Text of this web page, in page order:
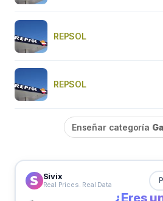
REPSOL
REPSOL
Enseñar categoría
Sivix
Real Prices. Real Data
¿Eres